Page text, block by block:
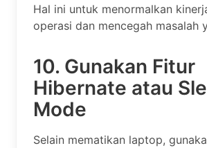
Hal ini untuk menormalkan
operasi dan mencegah masalah
10. Gunakan Fitur
Hibernate atau
Mode
Selain mematikan laptop,